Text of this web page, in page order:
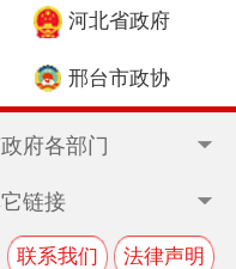
河北省政府
邢台市政协
府各部门
链接
联系我们 法律声明